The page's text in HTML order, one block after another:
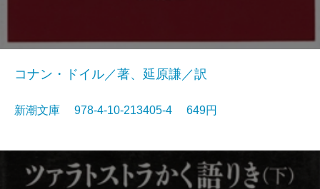
コナン・ドイル／著、延原謙／訳
新潮文庫 978-4-10-213405-4 649円